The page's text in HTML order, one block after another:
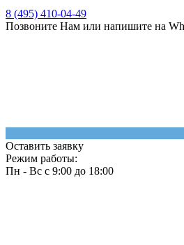
8 (495) 410-04-49
Позвоните Нам или напишите на
Оставить заявку
Режим работы:
Пн - Вс с 9:00 до 18:00